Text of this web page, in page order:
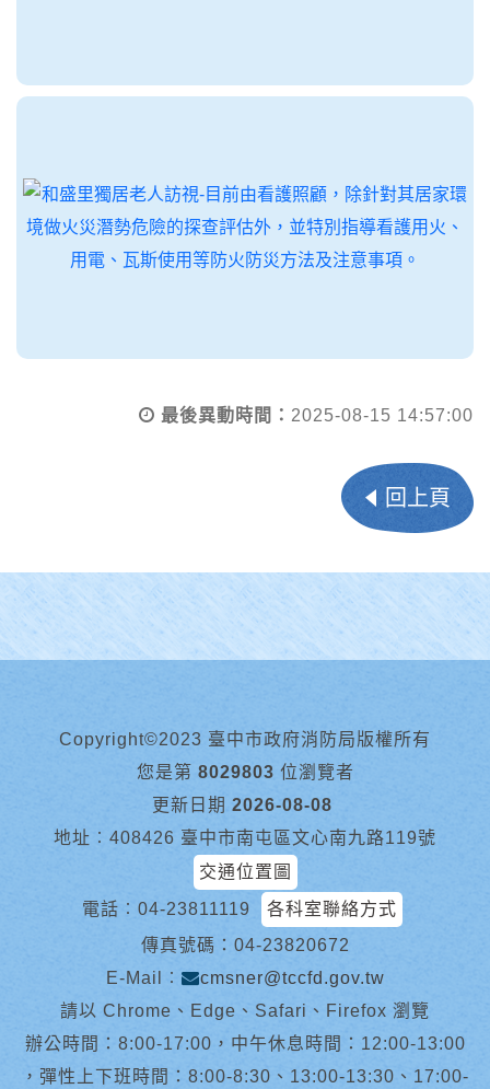
最後異動時間： 2025-08-15 14:57:00
回上頁
Copyright©2023 臺中市政府消防局版權所有
您是第 8029803 位瀏覽者
更新日期 2026-08-08
地址︰408426 臺中市南屯區文心南九路119號
交通位置圖
電話︰ 04-23811119
各科室聯絡方式
傳真號碼：04-23820672
E-Mail︰
cmsner@tccfd.gov.tw
請以 Chrome、Edge、Safari、Firefox 瀏覽
辦公時間：8:00-17:00，中午休息時間：12:00-13:00
，彈性上下班時間：8:00-8:30、13:00-13:30、17:00-